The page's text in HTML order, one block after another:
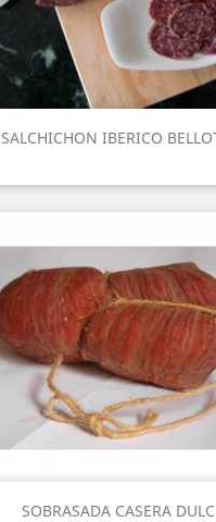
SALCHICHON IBERICO
Aperçu rapide
SOBRASADA CASERA
Aperçu rapide